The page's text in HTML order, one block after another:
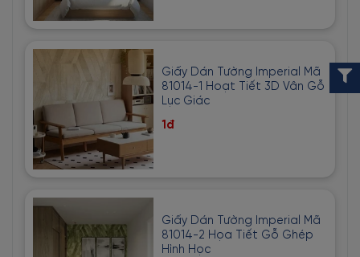
Giấy Dán Tường Imperial Mã
81014-1 Hoạt Tiết 3D Vân Gỗ
Lục Giác
1đ
Giấy Dán Tường Imperial Mã
81014-2 Họa Tiết Gỗ Ghép
Hình Học